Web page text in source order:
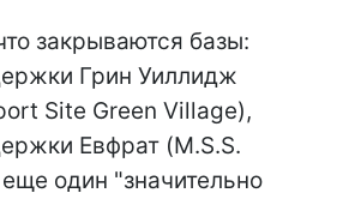
закрываются базы:
Грин Уиллидж
Site Green Village),
Евфрат (M.S.S.
один "значительно